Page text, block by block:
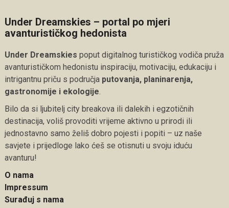
Under Dreamskies – portal po mjeri
avanturističkog hedonista
Under Dreamskies poput digitalnog turističkog vodiča pruža
avanturističkom hedonistu inspiraciju, motivaciju, edukaciju i
intrigantnu priču s područja putovanja, planinarenja,
gastronomije i ekologije.
Bilo da si ljubitelj city breakova ili dalekih i egzotičnih
destinacija, voliš provoditi vrijeme aktivno u prirodi ili
jednostavno samo želiš dobro pojesti i popiti – uz naše
savjete i prijedloge lako ćeš se otisnuti u svoju iduću
avanturu!
O nama
Impressum
Surađuj s nama